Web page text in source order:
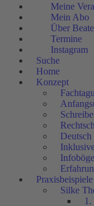
Meine
Mein Abo
Über
Termine
Instagram
Suche
Home
Konzept
Praxisbeispiele
Silke